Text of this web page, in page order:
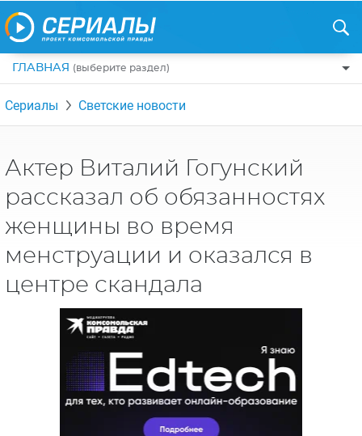
ГЛАВНАЯ (выберите раздел)
ПО ЖАНРАМ
КОМЕДИИ
ДРАМЫ
КРИМИНАЛ
ФАНТАСТИКА
МЕЛОДРАМЫ
США
РЕЦЕНЗИИ
НА ВЫХОДНЫЕ
НОВОСТИ
ИНТЕРЕСНО
НОВОСТИ ТУРЕЦКИХ СЕРИАЛОВ
АЗИАТСКИЕ СЕРИАЛЫ
СВЕТСКИЕ НОВОСТИ
СПОЙЛЕРЫ ИЗ СЕРИАЛОВ
Сериалы Светские новости
Актер Виталий Гогунский
рассказал об обязанностях
женщины во время
менструации и оказался в
центре скандала